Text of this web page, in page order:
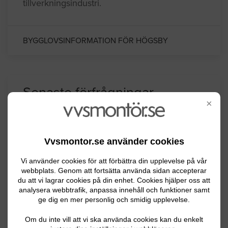
×
Vvsmontor.se använder cookies
Vi använder cookies för att förbättra din upplevelse på vår
webbplats. Genom att fortsätta använda sidan accepterar
du att vi lagrar cookies på din enhet. Cookies hjälper oss att
analysera webbtrafik, anpassa innehåll och funktioner samt
ge dig en mer personlig och smidig upplevelse.
Om du inte vill att vi ska använda cookies kan du enkelt
tillverkningsindustri.
BYGGLOVSINFORMATION FÖR HÖGSBY
Senaste förfrågningar
Vattenläcka i rör till. värmeelement
Hultsfred 01.13.2024 07:51
VVS-arbeten / Rördragning